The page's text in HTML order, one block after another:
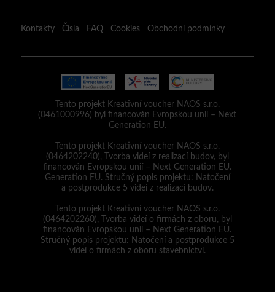
Kontakty Čísla FAQ Cookies Obchodní podmínky
Tento projekt Kreativní voucher NAOS s.r.o.
(0461000996) byl financován Evropskou unií – Next
Generation EU.
Tento projekt Kreativní voucher NAOS s.r.o.
(0464202240), Tvorba videí z realizací budov, byl
financován Evropskou unií – Next Generation EU.
Generation EU. Stručný popis projektu: Natočení
a postprodukce 5 videí z realizací budov.
Tento projekt Kreativní voucher NAOS s.r.o.
(0464202260), Tvorba videí o firmách z oboru, byl
financován Evropskou unií – Next Generation EU.
Stručný popis projektu: Natočení a postprodukce 5
videí o firmách z oboru stavebnictví.